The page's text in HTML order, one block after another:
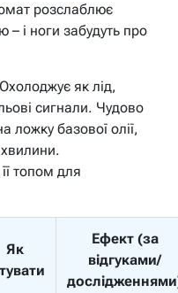
розслаблює
і ноги забудуть про
Охолоджує як лід,
сигнали. Чудово
ложку базової олії,
топом для
Як
Ефект (за
відгуками/